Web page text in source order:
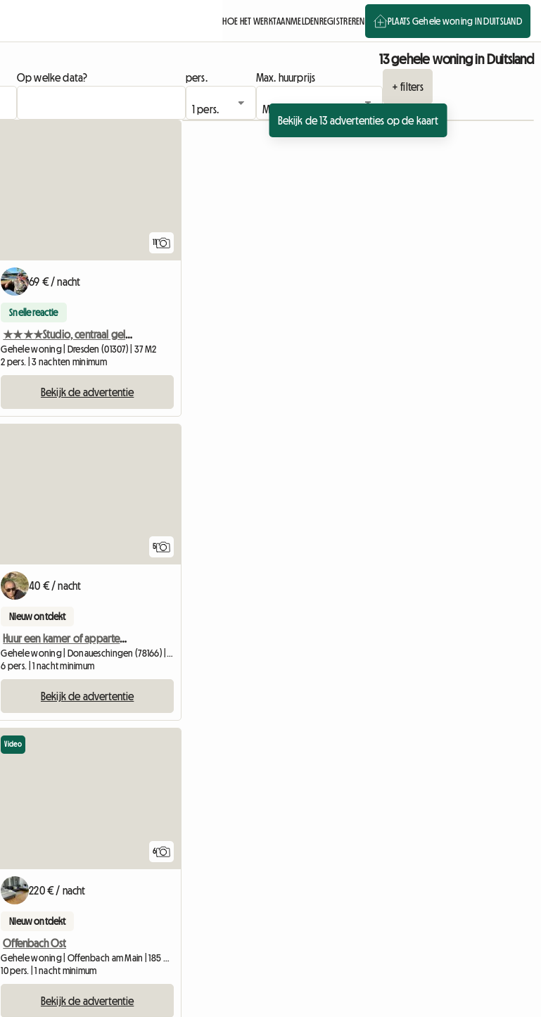
HOE HET WERKTAANMELDENREGISTREREN PLAATS Gehele woning IN DUITSLAND
13 gehele woning in Duitsland
Op welke data? pers.
Max. huurprijs
+ filters
Bekijk de 13 advertenties op de kaart
11
69 € / nacht
Snelle reactie
★★★★Studio, centraal gelegen bij de universiteitskliniek
Gehele woning | Dresden (01307) | 37 M2
2 pers. | 3 nachten minimum
Bekijk de advertentie
5
40 € / nacht
Nieuw ontdekt
Huur een kamer of appartement
Gehele woning | Donaueschingen (78166) | 20 M2
6 pers. | 1 nacht minimum
Bekijk de advertentie
6
Video
220 € / nacht
Nieuw ontdekt
Offenbach Ost
10 pers. | 1 nacht minimum
Bekijk de advertentie